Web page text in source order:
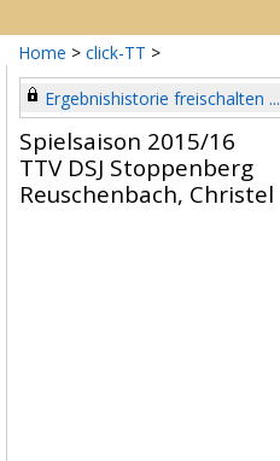
Home > click-TT >
Ergebnishistorie freischalten ...
Spielsaison 2015/16
TTV DSJ Stoppenberg
Reuschenbach, Christel